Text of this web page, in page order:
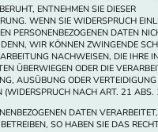
ENTNEHMEN SIE DIESER
WENN SIE WIDERSPRUCH
PERSONENBEZOGENEN DATEN
WIR KÖNNEN ZWINGENDE
NACHWEISEN, DIE IHRE
ÜBERWIEGEN ODER DIE
AUSÜBUNG ODER
(WIDERSPRUCH NACH ART. 21 ABS.
DATEN
SO HABEN SIE DAS